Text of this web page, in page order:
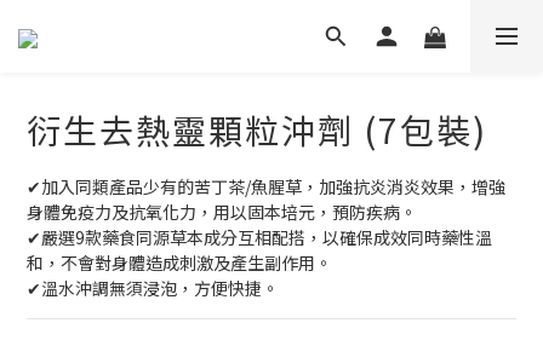
衍生去熱靈顆粒沖劑 (7包裝)
✔加入同類產品少有的苦丁茶/魚腥草，加強抗炎消炎效果，增強
身體免疫力及抗氧化力，用以固本培元，預防疾病。
✔嚴選9款藥食同源草本成分互相配搭，以確保成效同時藥性溫
和，不會對身體造成刺激及產生副作用。
✔溫水沖調無須浸泡，方便快捷。